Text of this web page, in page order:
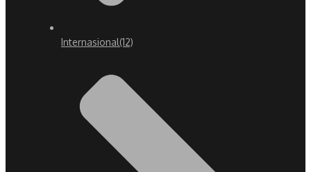
Internasional(12)